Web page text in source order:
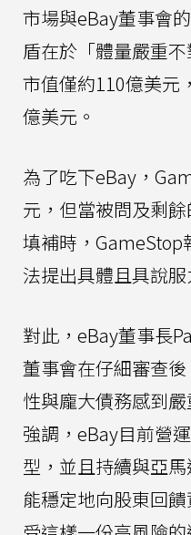
市場與eBay董事會
盾在於「體量嚴重
市值僅約110億美元
億美元。
為了吃下eBay，
元，但當被問及剩
填補時，GameStop
法提出具體且具說服
對此，eBay董事長
董事會在仔細審查
性與龐大債務感到
強調，eBay目前營
型，並且持續與亞
能穩定地向股東回